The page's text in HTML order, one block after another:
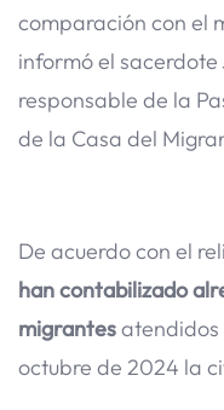
comparación con el
informó el sacerdote
responsable de la
de la Casa del
De acuerdo con el
han contabilizado
migrantesatendidos
octubre de 2024 la